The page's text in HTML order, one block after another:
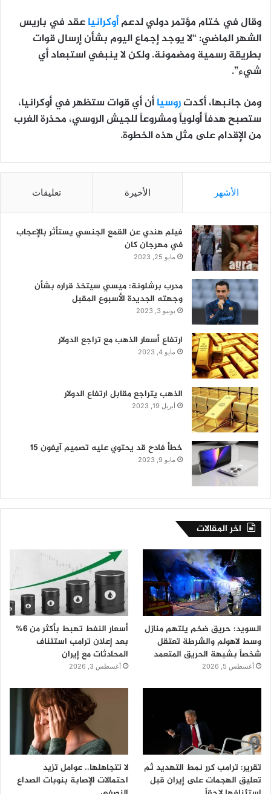
وقال في ختام مؤتمر دولي لدعمأوكرانياعقد في باريس
الشهر الماضي: “لا يوجد إجماع اليوم بشأن إرسال قوات
بطريقة رسمية ومضمونة. ولكن لا ينبغي استبعاد أي
شيء”.
ومن جانبها، أكدتروسياأن أي قوات ستظهر في أوكرانيا،
ستصبح هدفاً أولوياً ومشروعاً للجيش الروسي، محذرة الغرب
من الإقدام على مثل هذه الخطوة.
الأشهر الأخيرة تعليقات
فيلم هندي عن القمع الجنسي يستأثر بالإعجاب
في مهرجان كان
مايو 25, 2023
مدرب برشلونة: ميسي سيتخذ قراره بشأن
وجهته الجديدة الأسبوع المقبل
يونيو 3, 2023
ارتفاع أسعار الذهب مع تراجع الدولار
مايو 4, 2023
الذهب يتراجع مقابل ارتفاع الدولار
أبريل 19, 2023
خطأ فادح قد يحتوي عليه تصميم آيفون 15
مايو 9, 2023
اخر المقالات
السويد: حريق ضخم يلتهم منازل
وسط لاهولم والشرطة تعتقل
شخصاً بشبهة الحريق المتعمد
أغسطس 5, 2026
أسعار النفط تهبط بأكثر من 6%
بعد إعلان ترامب استئناف
المحادثات مع إيران
أغسطس 3, 2026
تقرير: ترامب كرر نمط التهديد ثم
تعليق الهجمات على إيران قبل
لا تتجاهلها.. عوامل تزيد
احتمالات الإصابة بنوبات الصداع